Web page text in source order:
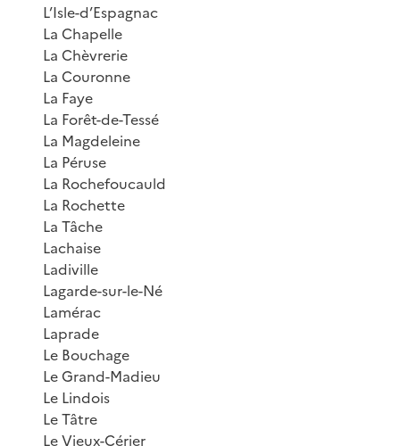
L’Isle-d’Espagnac
La Chapelle
La Chèvrerie
La Couronne
La Faye
La Forêt-de-Tessé
La Magdeleine
La Péruse
La Rochefoucauld
La Rochette
La Tâche
Lachaise
Ladiville
Lagarde-sur-le-Né
Lamérac
Laprade
Le Bouchage
Le Grand-Madieu
Le Lindois
Le Tâtre
Le Vieux-Cérier